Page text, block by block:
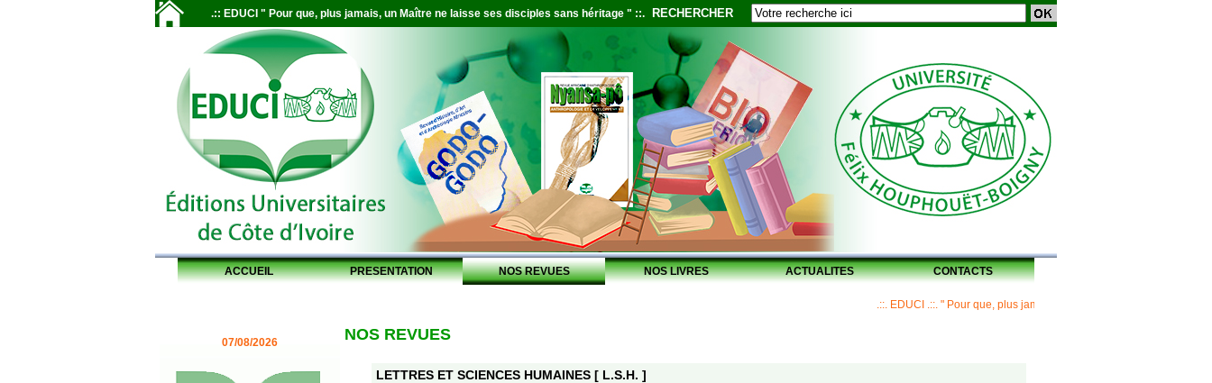
.:: EDUCI " Pour que, plus jamais, un Maître ne laisse ses disciples sans héritage " ::. RECHERCHER
ACCUEIL PRESENTATION NOS REVUES NOS LIVRES ACTUALITES CONTACTS
.::. EDUCI .::. " Pour que, plus jamais, un Maître ne laisse ses
07/08/2026 NOS REVUES
LETTRES ET SCIENCES HUMAINES [ L.S.H. ]